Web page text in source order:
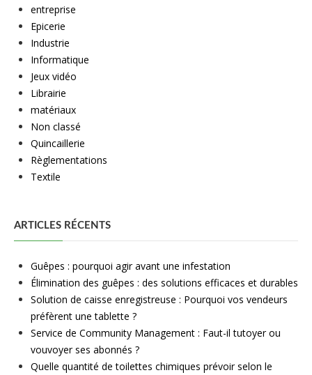
entreprise
Epicerie
Industrie
Informatique
Jeux vidéo
Librairie
matériaux
Non classé
Quincaillerie
Règlementations
Textile
ARTICLES RÉCENTS
Guêpes : pourquoi agir avant une infestation
Élimination des guêpes : des solutions efficaces et durables
Solution de caisse enregistreuse : Pourquoi vos vendeurs
préfèrent une tablette ?
Service de Community Management : Faut-il tutoyer ou
vouvoyer ses abonnés ?
Quelle quantité de toilettes chimiques prévoir selon le